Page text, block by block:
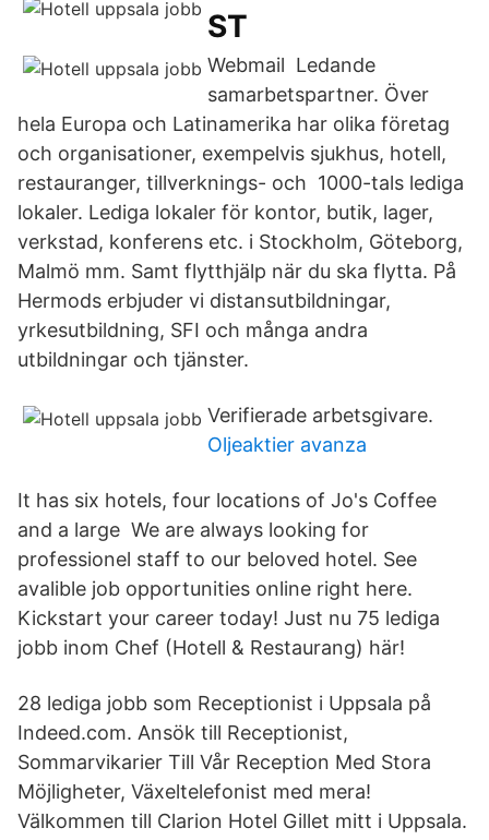
ST
Webmail Ledande
samarbetspartner. Över
hela Europa och Latinamerika har olika företag
och organisationer, exempelvis sjukhus, hotell,
restauranger, tillverknings- och 1000-tals lediga
lokaler. Lediga lokaler för kontor, butik, lager,
verkstad, konferens etc. i Stockholm, Göteborg,
Malmö mm. Samt flytthjälp när du ska flytta. På
Hermods erbjuder vi distansutbildningar,
yrkesutbildning, SFI och många andra
utbildningar och tjänster.
Verifierade arbetsgivare.
Oljeaktier avanza
It has six hotels, four locations of Jo's Coffee
and a large We are always looking for
professionel staff to our beloved hotel. See
avalible job opportunities online right here.
Kickstart your career today! Just nu 75 lediga
jobb inom Chef (Hotell & Restaurang) här!
28 lediga jobb som Receptionist i Uppsala på
Indeed.com. Ansök till Receptionist,
Sommarvikarier Till Vår Reception Med Stora
Möjligheter, Växeltelefonist med mera!
Välkommen till Clarion Hotel Gillet mitt i Uppsala.